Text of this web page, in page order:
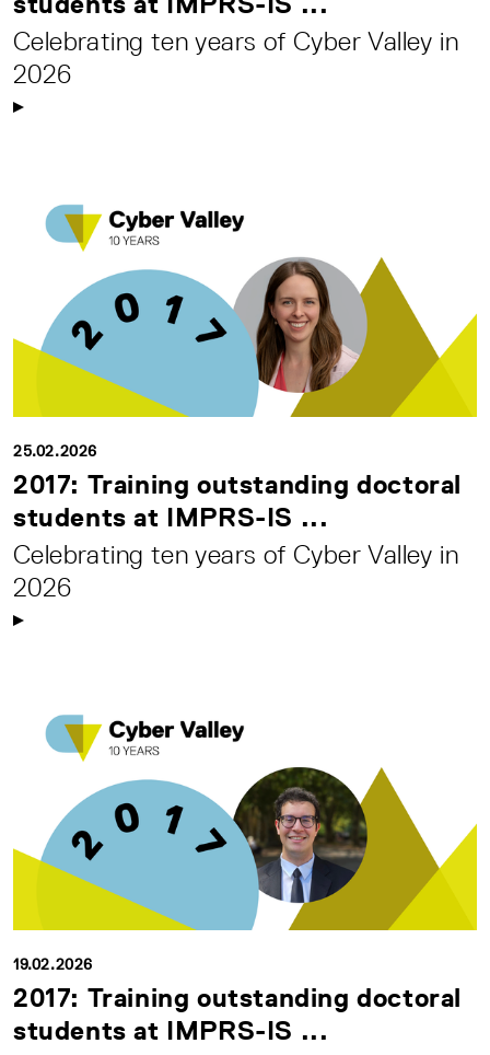
Celebrating ten years of Cyber Valley in
2026
25.02.2026
2017: Training outstanding doctoral
students at IMPRS-IS ...
Celebrating ten years of Cyber Valley in
2026
19.02.2026
2017: Training outstanding doctoral
students at IMPRS-IS ...